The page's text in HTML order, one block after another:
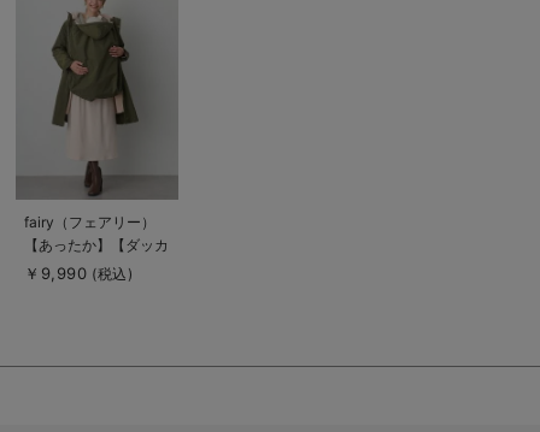
商
品
詳
を
fairy（フェアリー）
【あったか】【ダッカ
ー付】フーデットママ
￥9,990 (税込)